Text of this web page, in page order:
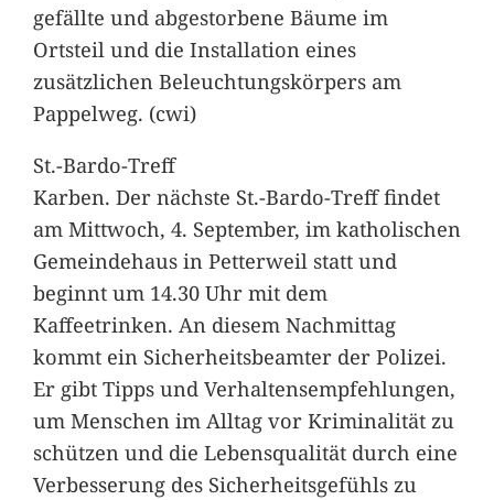
gefällte und abgestorbene Bäume im
Ortsteil und die Installation eines
zusätzlichen Beleuchtungskörpers am
Pappelweg. (cwi)
St.-Bardo-Treff
Karben. Der nächste St.-Bardo-Treff findet
am Mittwoch, 4. September, im katholischen
Gemeindehaus in Petterweil statt und
beginnt um 14.30 Uhr mit dem
Kaffeetrinken. An diesem Nachmittag
kommt ein Sicherheitsbeamter der Polizei.
Er gibt Tipps und Verhaltensempfehlungen,
um Menschen im Alltag vor Kriminalität zu
schützen und die Lebensqualität durch eine
Verbesserung des Sicherheitsgefühls zu